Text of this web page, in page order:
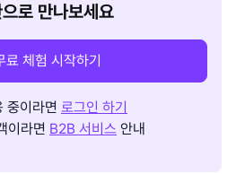
로 만나보세요
료 체험 시작하기
중이라면 로그인 하기
이라면 B2B 서비스 안내